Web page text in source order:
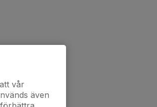
vår
även